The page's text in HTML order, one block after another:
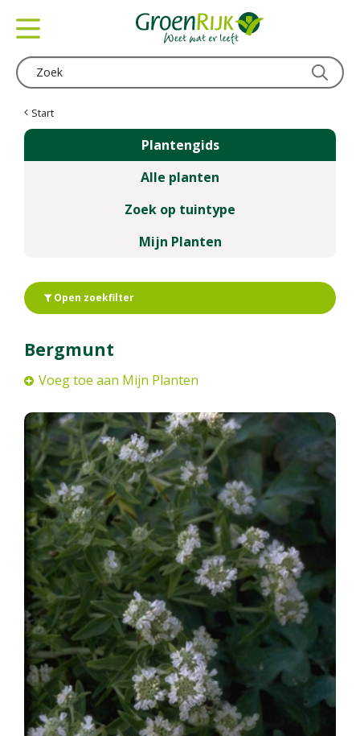
Start
Plantengids
Alle planten
Zoek op tuintype
Mijn Planten
Open zoekfilter
Bergmunt
Voeg toe aan Mijn Planten